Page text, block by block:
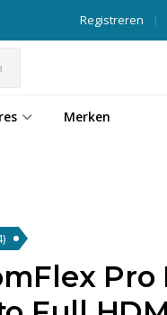
|
Registreren
Merken
Pro